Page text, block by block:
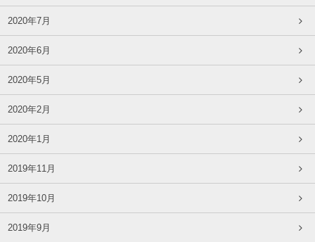
2020年7月
2020年6月
2020年5月
2020年2月
2020年1月
2019年11月
2019年10月
2019年9月